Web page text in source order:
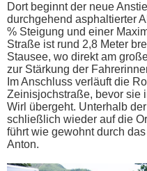
Dort beginnt der neue
durchgehend asphaltierter
% Steigung und einer
Straße ist rund 2,8 Meter
Stausee, wo direkt am
zur Stärkung der
Im Anschluss verläuft die
Zeinisjochstraße, bevor sie
Wirl übergeht. Unterhalb
schließlich wieder auf die
führt wie gewohnt durch
Anton.